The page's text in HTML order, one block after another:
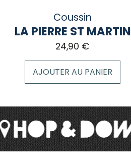
Coussin
LA PIERRE ST MARTIN
24,90 €
AJOUTER AU PANIER